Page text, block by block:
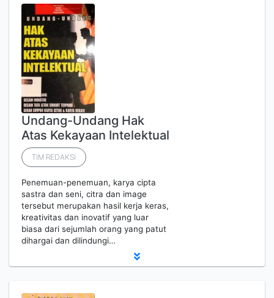
Undang-Undang Hak
Atas Kekayaan Intelektual
TIM REDAKSI
Penemuan-penemuan, karya cipta
sastra dan seni, citra dan image
tersebut merupakan hasil kerja keras,
kreativitas dan inovatif yang luar
biasa dari sejumlah orang yang patut
dihargai dan dilindungi…